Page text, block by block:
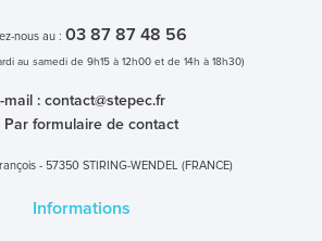
nous au : 03 87 87 48 56
au samedi de 9h15 à 12h00 et de 14h à 18h30)
mail : contact@stepec.fr
Par formulaire de contact
- 57350 STIRING-WENDEL (FRANCE)
Informations